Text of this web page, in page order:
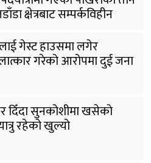
क्षेत्रबाट सम्पर्कविहीन
गेस्ट हाउसमा लगेर
गरेको आरोपमा दुई जना
सुनकोशीमा खसेकाे
रहेको खुल्यो